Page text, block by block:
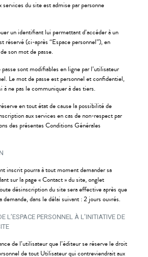
du site est admise par personne
un identifiant lui permettant d’accéder à un
réservé (ci-après “Espace personnel”), en
son mot de passe.
sont modifiables en ligne par l’utilisateur
Le mot de passe est personnel et confidentiel,
à ne pas le communiquer à des tiers.
en tout état de cause la possibilité de
aux services en cas de non-respect par
des présentes Conditions Générales
inscrit pourra à tout moment demander sa
sur la page « Contact » du site, onglet
désinscription du site sera effective après que
dans le délai suivant : 2 jours ouvrés.
L’ESPACE PERSONNEL À L’INITIATIVE DE
de l’utilisateur que l’éditeur se réserve le droit
de tout Utilisateur qui contreviendrait aux